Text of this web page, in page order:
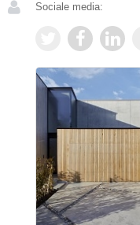
Sociale media: